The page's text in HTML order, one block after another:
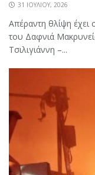
31 ΙΟΥΛΊΟΥ, 2026
Απέραντη θλίψη έχει
του Δαφνιά
Τσιλιγιάννη –...